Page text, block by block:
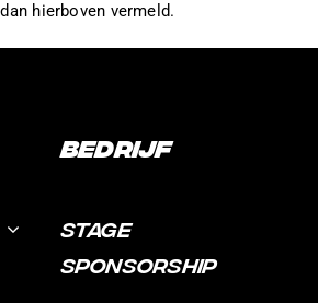
hierboven vermeld.
Bedrijf
STAGE
SPONSORSHIP